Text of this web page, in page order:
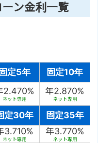
ーン金利一覧
固定5年
固定10年
2.470%
ネット専用
年2.870%
ネット専用
定30年
固定35年
3.710%
ネット専用
年3.770%
ネット専用